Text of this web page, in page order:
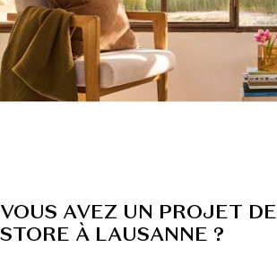
VOUS AVEZ UN PROJET DE
STORE À LAUSANNE ?